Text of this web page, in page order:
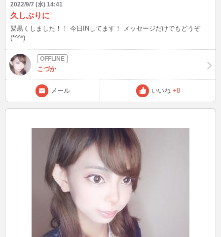
2022/9/7 (水) 14:41
久しぶりに
髪黒くしました！！ 今日INしてます！ メッセージだけでもどうぞ
(*^^*)
こづか
メール いいね +8